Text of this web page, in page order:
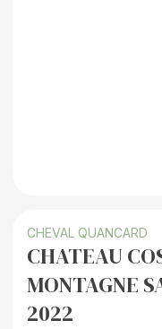
CHEVAL QUANCARD
CHATEAU
MONTAGNE
2022